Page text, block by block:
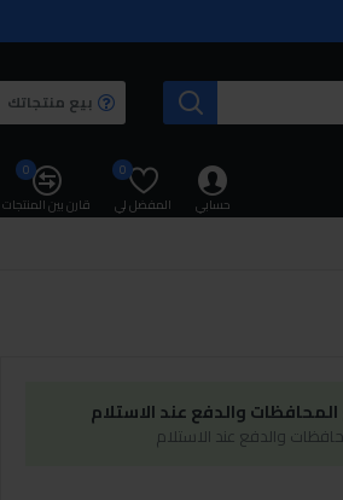
بيع منتجاتك
حسابي المفضل لي
0
قارن بين المنتجات
0
والدفع عند الاستلام
والدفع عند الاستلام